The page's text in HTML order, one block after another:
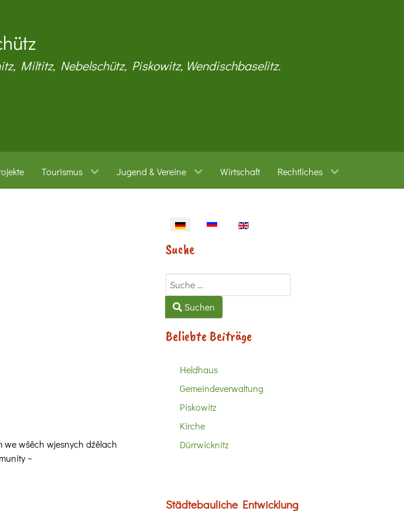
Miltitz, Nebelschütz, Piskowitz, Wendischbaselitz.
Tourismus Jugend & Vereine Wirtschaft Rechtliches
we wšěch wjesnych dźělach
~
Sprache auswählen
Suche
Suchen
Suchen
Beliebte Beiträge
Heldhaus
Gemeindeverwaltung
Piskowitz
Kirche
Dürrwicknitz
Städtebauliche Entwicklung